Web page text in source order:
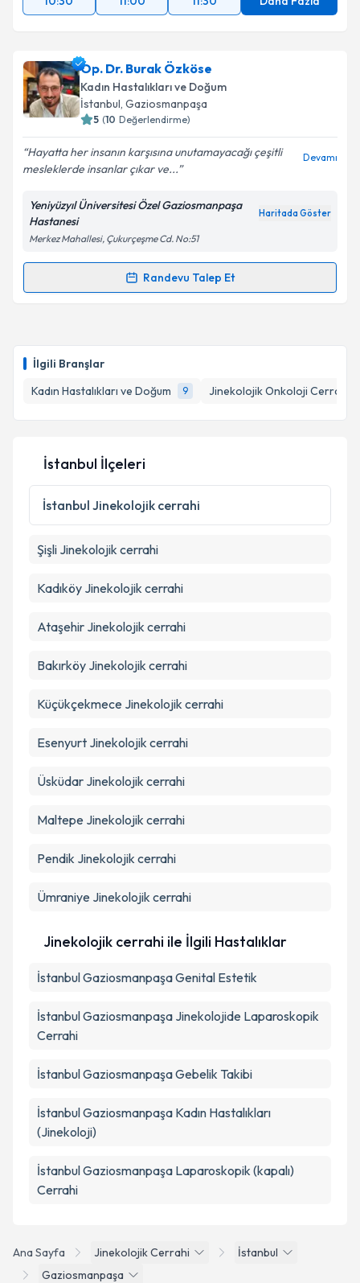
İlgili Branşlar
Kadın Hastalıkları ve Doğum
9 Jinekolojik Onkoloji Cerrahisi
Op. Dr. Burak Özköse
Kadın Hastalıkları ve Doğum
İstanbul, Gaziosmanpaşa
5 (10 Değerlendirme)
Hayatta her insanın karşısına unutamayacağı çeşitli
mesleklerde insanlar çıkar ve...
Devamı
Yeniyüzyıl Üniversitesi Özel Gaziosmanpaşa
Hastanesi
Haritada Göster
Merkez Mahallesi, Çukurçeşme Cd. No:51
Randevu Talep Et
Randevu Takvimi Talebi
takvim hazırlandığında e-posta ile bilgilendireceğiz.
Kişisel verilerimin işlenmesine ilişkinAydınlatma
Metni
'ni okudum ve kişisel verilerimin belirtilen
kapsamda işlenmesini kabul ediyorum.
Ana Sayfa Jinekolojik Cerrahi
İstanbul
Gaziosmanpaşa
İstanbul İlçeleri
İstanbul Jinekolojik cerrahi
Şişli Jinekolojik cerrahi
Kadıköy Jinekolojik cerrahi
Ataşehir Jinekolojik cerrahi
Bakırköy Jinekolojik cerrahi
Küçükçekmece Jinekolojik cerrahi
Esenyurt Jinekolojik cerrahi
Üsküdar Jinekolojik cerrahi
Maltepe Jinekolojik cerrahi
Pendik Jinekolojik cerrahi
Ümraniye Jinekolojik cerrahi
Jinekolojik cerrahi ile İlgili Hastalıklar
İstanbul Gaziosmanpaşa Genital Estetik
İstanbul Gaziosmanpaşa Jinekolojide Laparoskopik
Cerrahi
İstanbul Gaziosmanpaşa Gebelik Takibi
İstanbul Gaziosmanpaşa Kadın Hastalıkları
(Jinekoloji)
İstanbul Gaziosmanpaşa Laparoskopik (kapalı)
Cerrahi